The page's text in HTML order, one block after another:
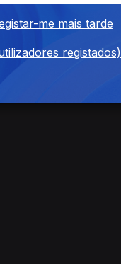
me mais tarde
registados)